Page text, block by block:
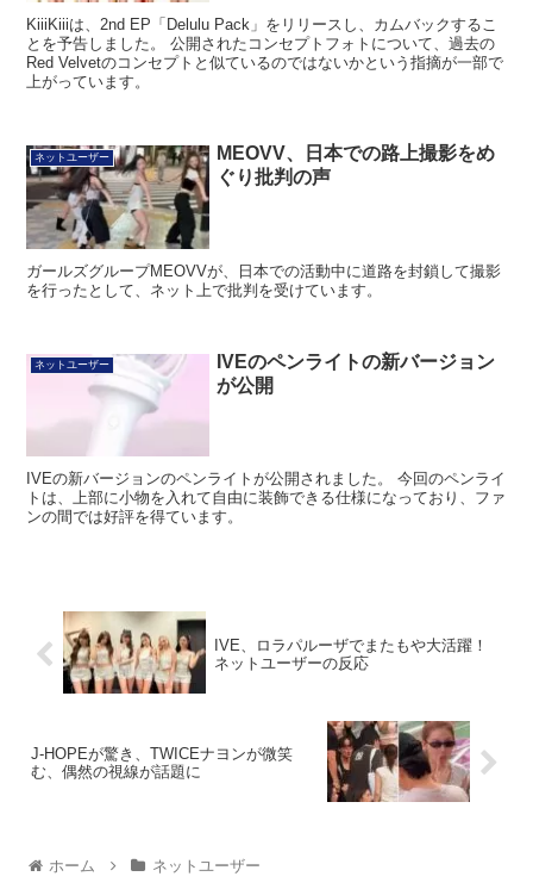
KiiiKiiiは、2nd EP「Delulu Pack」をリリースし、カムバックするこ
とを予告しました。 公開されたコンセプトフォトについて、過去の
Red Velvetのコンセプトと似ているのではないかという指摘が一部で
上がっています。
ネットユーザー
MEOVV、日本での路上撮影をめ
ぐり批判の声
ガールズグループMEOVVが、日本での活動中に道路を封鎖して撮影
を行ったとして、ネット上で批判を受けています。
ネットユーザー
IVEのペンライトの新バージョン
が公開
IVEの新バージョンのペンライトが公開されました。 今回のペンライ
トは、上部に小物を入れて自由に装飾できる仕様になっており、ファ
ンの間では好評を得ています。
IVE、ロラパルーザでまたもや大活躍！
ネットユーザーの反応
J-HOPEが驚き、TWICEナヨンが微笑
む、偶然の視線が話題に
ホーム ネットユーザー